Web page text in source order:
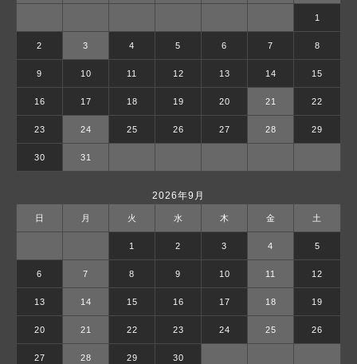
1
2 3 4 5 6 7 8
9 10 11 12 13 14 15
16 17 18 19 20 21 22
23 24 25 26 27 28 29
30 31
2026年9月
日 月 火 水 木 金 土
1 2 3 4 5
6 7 8 9 10 11 12
13 14 15 16 17 18 19
20 21 22 23 24 25 26
27 28 29 30